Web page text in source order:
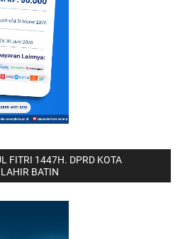
FITRI 1447H. DPRD KOTA
BATIN